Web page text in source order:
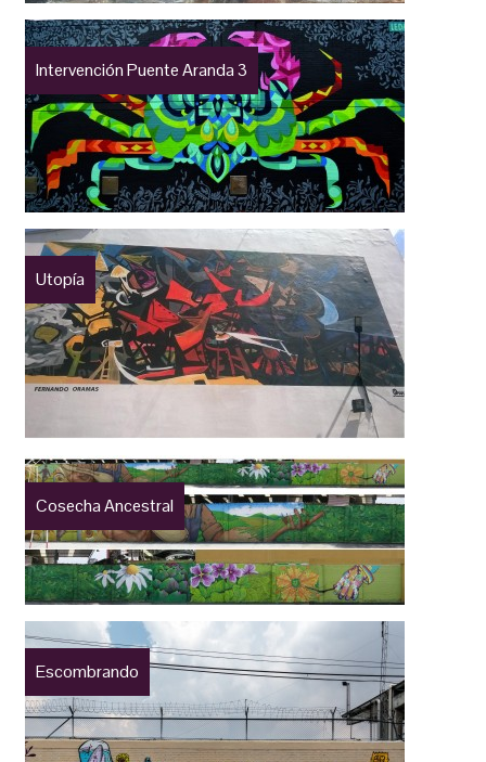
Intervención Puente Aranda 3
Utopía
Cosecha Ancestral
Escombrando